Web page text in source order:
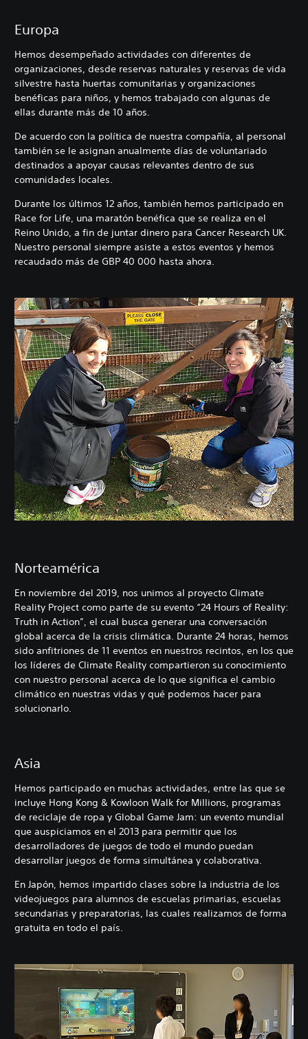
Europa
Hemos desempeñado actividades con diferentes de
organizaciones, desde reservas naturales y reservas de vida
silvestre hasta huertas comunitarias y organizaciones
benéficas para niños, y hemos trabajado con algunas de
ellas durante más de 10 años.
De acuerdo con la política de nuestra compañía, al personal
también se le asignan anualmente días de voluntariado
destinados a apoyar causas relevantes dentro de sus
comunidades locales.
Durante los últimos 12 años, también hemos participado en
Race for Life, una maratón benéfica que se realiza en el
Reino Unido, a fin de juntar dinero para Cancer Research UK.
Nuestro personal siempre asiste a estos eventos y hemos
recaudado más de GBP 40 000 hasta ahora.
Norteamérica
En noviembre del 2019, nos unimos al proyecto Climate
Reality Project como parte de su evento “24 Hours of Reality:
Truth in Action”, el cual busca generar una conversación
global acerca de la crisis climática. Durante 24 horas, hemos
sido anfitriones de 11 eventos en nuestros recintos, en los que
los líderes de Climate Reality compartieron su conocimiento
con nuestro personal acerca de lo que significa el cambio
climático en nuestras vidas y qué podemos hacer para
solucionarlo.
Asia
Hemos participado en muchas actividades, entre las que se
incluye Hong Kong & Kowloon Walk for Millions, programas
de reciclaje de ropa y Global Game Jam: un evento mundial
que auspiciamos en el 2013 para permitir que los
desarrolladores de juegos de todo el mundo puedan
desarrollar juegos de forma simultánea y colaborativa.
En Japón, hemos impartido clases sobre la industria de los
videojuegos para alumnos de escuelas primarias, escuelas
secundarias y preparatorias, las cuales realizamos de forma
gratuita en todo el país.